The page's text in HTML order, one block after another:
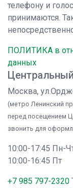
телефону и
принимаются.
ПОЛИТИКА в
данных
Москва,
(метро Ленинский
перед посещением
звонить для
10:00-17:45 Пн-
10:00-16:45 Пт
+7 985 797-2320